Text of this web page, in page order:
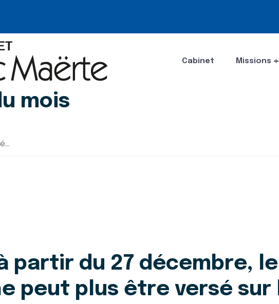
Cabinet Missions
mois
partir du 27 décembre,
peut plus être versé sur